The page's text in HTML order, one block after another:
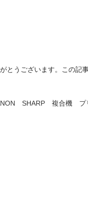
とうございます。この記
SHARP 複合機 プ